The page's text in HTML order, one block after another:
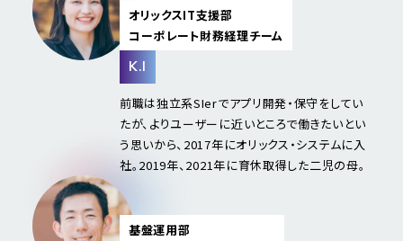
オリックスIT支援部
コーポレート財務経理チーム
K.I
前職は独立系SIerでアプリ開発・保守をしてい
たが、よりユーザーに近いところで働きたいとい
う思いから、2017年にオリックス・システムに入
社。2019年、2021年に育休取得した二児の母。
基盤運用部